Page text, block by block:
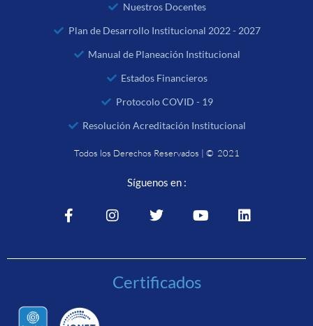
Nuestros Docentes
Plan de Desarrollo Institucional 2022 - 2027
Manual de Planeación Institucional
Estados Financieros
Protocolo COVID - 19
Resolución Acreditación Institucional
Todos los Derechos Reservados | © 2021
Síguenos en :
Certificados